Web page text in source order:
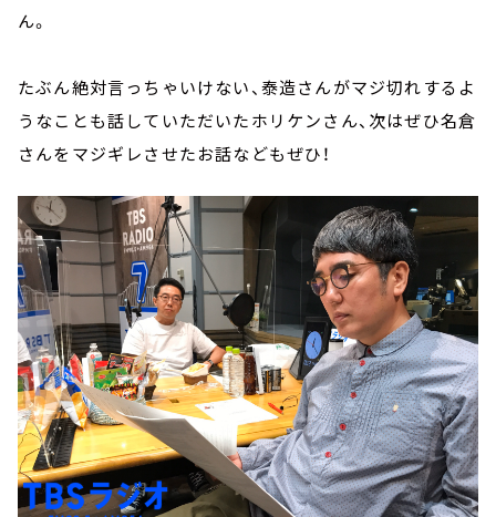
ん。
たぶん絶対言っちゃいけない、泰造さんがマジ切れするよ
うなことも話していただいたホリケンさん、次はぜひ名倉
さんをマジギレさせたお話などもぜひ！